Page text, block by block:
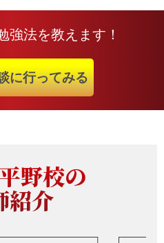
強法を教えます！
に行ってみる
野校の
紹介